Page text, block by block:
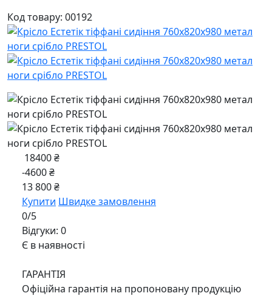
Код товару: 00192
18400 ₴
-4600 ₴
13 800 ₴
Купити Швидке замовлення
0/5
Відгуки: 0
Є в наявності
ГАРАНТІЯ
Офіційна гарантія на пропоновану продукцію